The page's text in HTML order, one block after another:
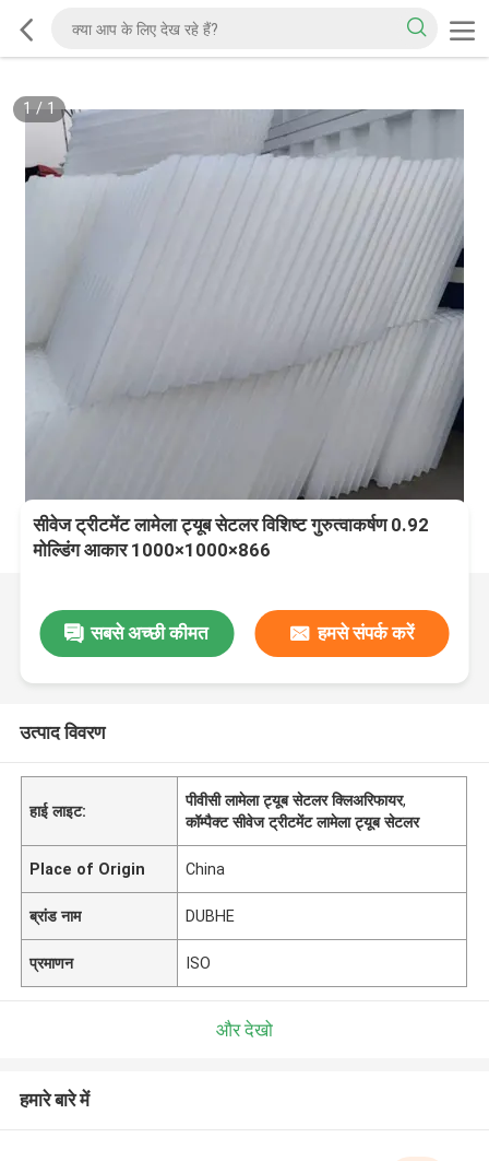
1 / 1
सीवेज ट्रीटमेंट लामेला ट्यूब सेटलर विशिष्ट गुरुत्वाकर्षण 0.92
मोल्डिंग आकार 1000×1000×866
सबसे अच्छी कीमत हमसे संपर्क करें
उत्पाद विवरण
हाई लाइट:
पीवीसी लामेला ट्यूब सेटलर क्लिअरिफायर,
कॉम्पैक्ट सीवेज ट्रीटमेंट लामेला ट्यूब सेटलर
Place of Origin China
ब्रांड नाम DUBHE
प्रमाणन ISO
और देखो
हमारे बारे में